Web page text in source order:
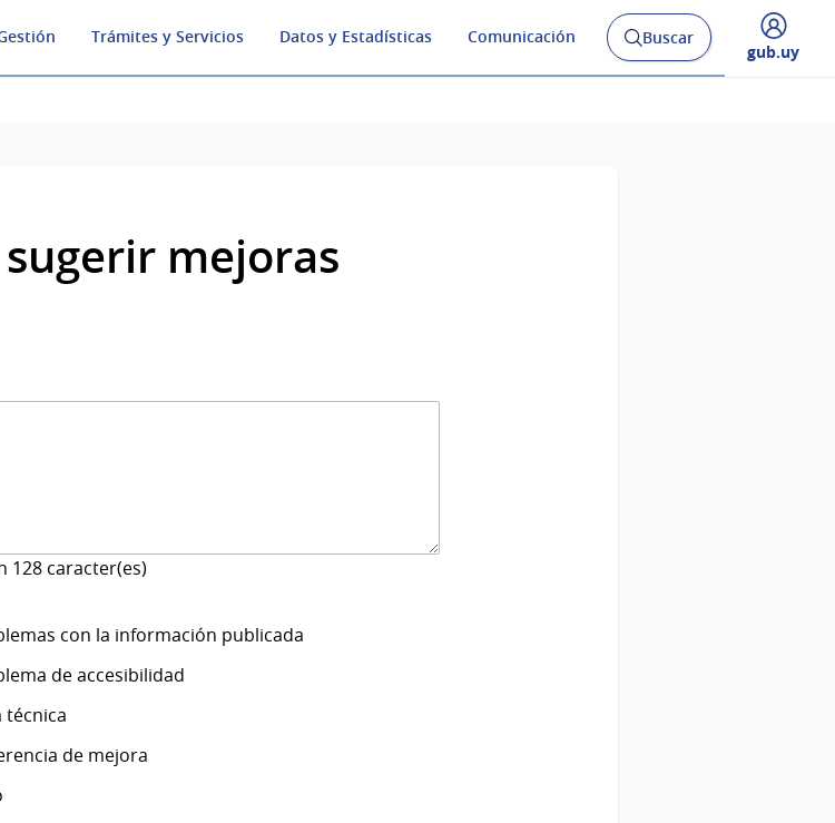
Trámites y Servicios Datos y Estadísticas Comunicación
Abrir
buscador
Buscar
Desplegar
gub.uy
mejoras
128 caracter(es)
con la información publicada
de accesibilidad
técnica
de mejora